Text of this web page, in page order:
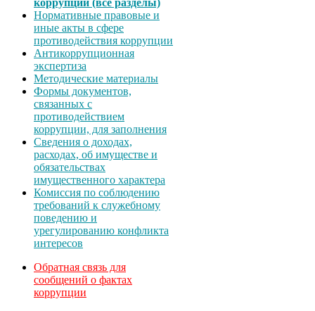
Нормативные правовые и
иные акты в сфере
противодействия коррупции
Антикоррупционная
экспертиза
Методические материалы
Формы документов,
связанных с
противодействием
коррупции, для заполнения
Сведения о доходах,
расходах, об имуществе и
обязательствах
имущественного характера
Комиссия по соблюдению
требований к служебному
поведению и
урегулированию конфликта
интересов
Обратная связь для
сообщений о фактах
коррупции